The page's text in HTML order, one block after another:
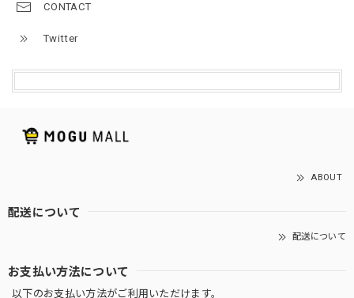
CONTACT
Twitter
ABOUT
配送について
配送について
お支払い方法について
以下のお支払い方法がご利用いただけます。